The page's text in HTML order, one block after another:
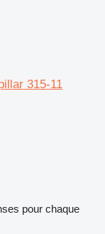
315-11
pour chaque